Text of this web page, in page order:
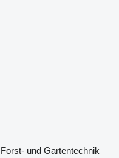
und Gartentechnik